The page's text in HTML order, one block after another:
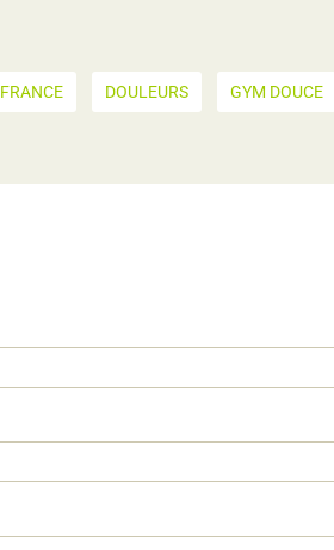
DOULEURS GYM DOUCE